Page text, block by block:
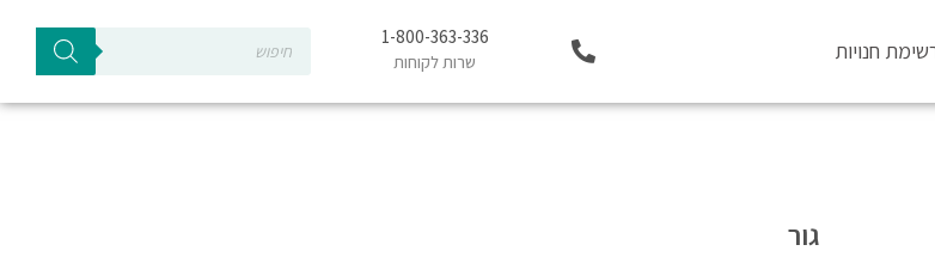
חנויות P
h
n
1-800-363-336
שרות לקוחות search
גור